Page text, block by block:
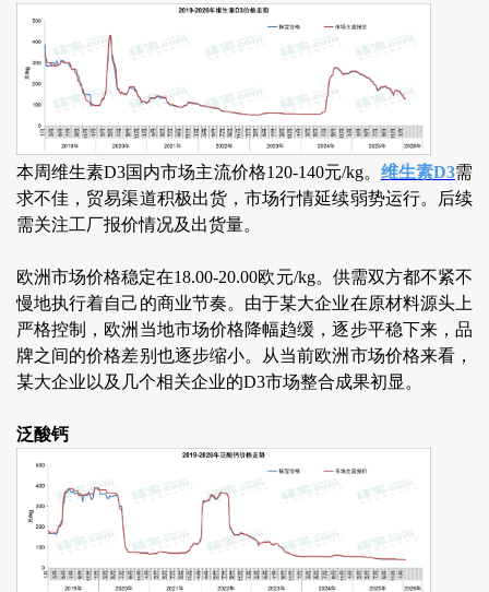
本周维生素D3国内市场主流价格120-140元/kg。 维生素D3需
求不佳，贸易渠道积极出货，市场行情延续弱势运行。后续
需关注工厂报价情况及出货量。
欧洲市场价格稳定在18.00-20.00欧元/kg。供需双方都不紧不
慢地执行着自己的商业节奏。由于某大企业在原材料源头上
严格控制，欧洲当地市场价格降幅趋缓，逐步平稳下来，品
牌之间的价格差别也逐步缩小。从当前欧洲市场价格来看，
某大企业以及几个相关企业的D3市场整合成果初显。
泛酸钙